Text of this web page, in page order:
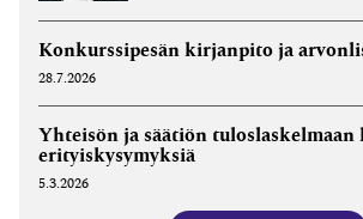
Konkurssipesän kirjanpito ja
28.7.2026
Yhteisön ja säätiön
erityiskysymyksiä
5.3.2026